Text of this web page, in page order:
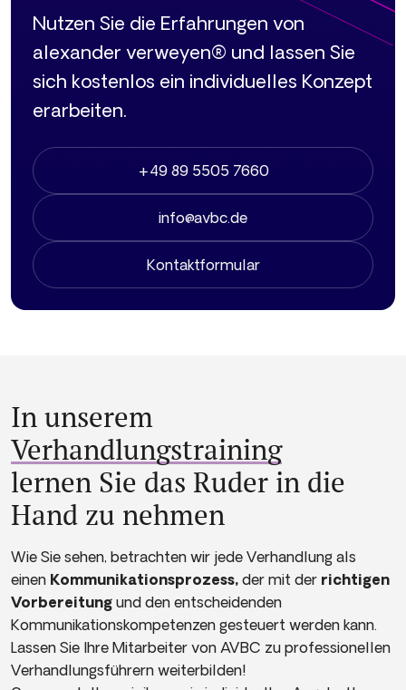
Nutzen Sie die Erfahrungen von
alexander verweyen® und lassen Sie
sich kostenlos ein individuelles Konzept
erarbeiten.
+49 89 5505 7660
info@avbc.de
Kontaktformular
In unserem
Verhandlungs­training
lernen Sie das Ruder in die
Hand zu nehmen
Wie Sie sehen, betrachten wir jede Verhandlung als
einen Kommunikationsprozess, der mit der richtigen
Vorbereitung und den entscheidenden
Kommunikationskompetenzen gesteuert werden kann.
Lassen Sie Ihre Mitarbeiter von AVBC zu professionellen
Verhandlungsführern weiterbilden!